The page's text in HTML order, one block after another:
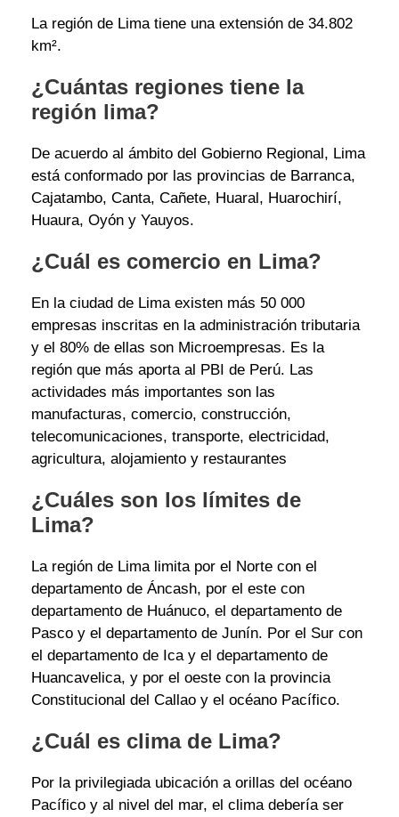
La región de Lima tiene una extensión de 34.802
km².
¿Cuántas regiones tiene la
región lima?
De acuerdo al ámbito del Gobierno Regional, Lima
está conformado por las provincias de Barranca,
Cajatambo, Canta, Cañete, Huaral, Huarochirí,
Huaura, Oyón y Yauyos.
¿Cuál es comercio en Lima?
En la ciudad de Lima existen más 50 000
empresas inscritas en la administración tributaria
y el 80% de ellas son Microempresas. Es la
región que más aporta al PBI de Perú. Las
actividades más importantes son las
manufacturas, comercio, construcción,
telecomunicaciones, transporte, electricidad,
agricultura, alojamiento y restaurantes
¿Cuáles son los límites de
Lima?
La región de Lima limita por el Norte con el
departamento de Áncash, por el este con
departamento de Huánuco, el departamento de
Pasco y el departamento de Junín. Por el Sur con
el departamento de Ica y el departamento de
Huancavelica, y por el oeste con la provincia
Constitucional del Callao y el océano Pacífico.
¿Cuál es clima de Lima?
Por la privilegiada ubicación a orillas del océano
Pacífico y al nivel del mar, el clima debería ser